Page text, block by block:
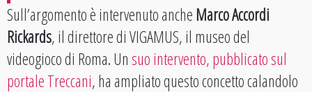
Sull’argomento è intervenuto ancheMarco Accordi
Rickards, il direttore di VIGAMUS, il museo del
videogioco di Roma. Unsuo intervento, pubblicato sul
portale Treccani, ha ampliato questo concetto calandolo